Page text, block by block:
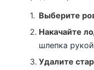
Выберите
Накачайте
шлепка
Удалите